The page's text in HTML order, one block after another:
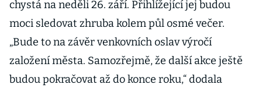
chystá na neděli 26. září. Přihlížející jej budou
moci sledovat zhruba kolem půl osmé večer.
„Bude to na závěr venkovních oslav výročí
založení města. Samozřejmě, že další akce ještě
budou pokračovat až do konce roku,“ dodala